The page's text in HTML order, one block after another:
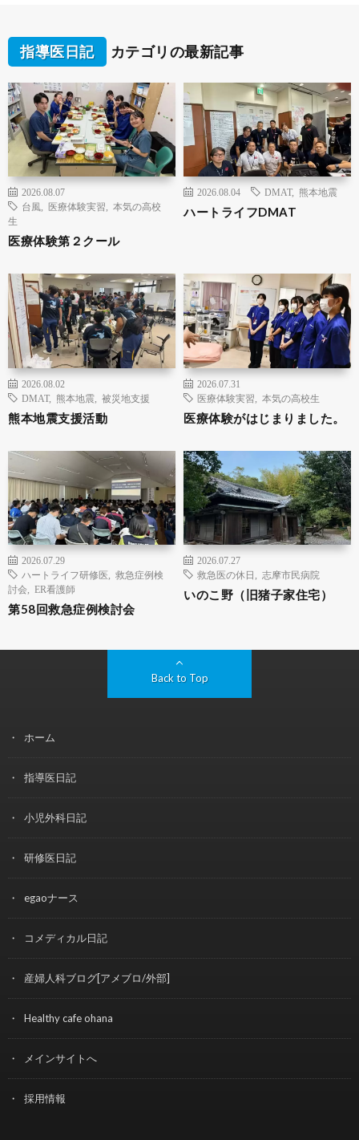
指導医日記 カテゴリの最新記事
2026.08.07
台風
医療体験実習
本気の高校
生
医療体験第２クール
2026.08.04 DMAT, 熊本地震
ハートライフDMAT
2026.08.02
DMAT, 熊本地震 被災地支援
熊本地震支援活動
2026.07.31
医療体験実習
本気の高校生
医療体験がはじまりました。
2026.07.29
ハートライフ研修医
救急症例検
討会
ER看護師
第58回救急症例検討会
2026.07.27
救急医の休日
志摩市民病院
いのこ野（旧猪子家住宅）
Back to Top
ホーム
指導医日記
小児外科日記
研修医日記
egaoナース
コメディカル日記
産婦人科ブログ[アメブロ/外部]
Healthy cafe ohana
メインサイトへ
採用情報